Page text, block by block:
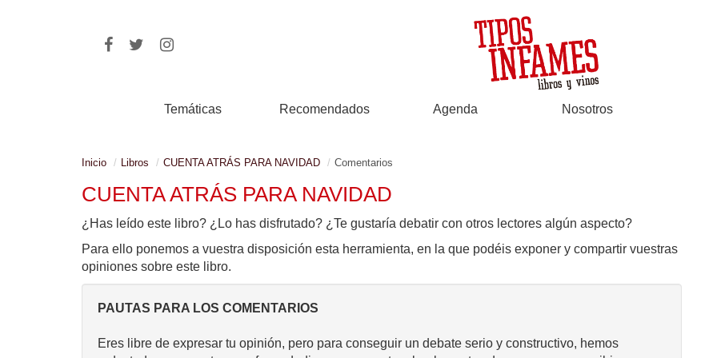
Temáticas Recomendados Agenda Nosotros
Inicio Libros CUENTA ATRÁS PARA NAVIDAD Comentarios
CUENTA ATRÁS PARA NAVIDAD
¿Has leído este libro? ¿Lo has disfrutado? ¿Te gustaría debatir con otros lectores algún aspecto?
Para ello ponemos a vuestra disposición esta herramienta, en la que podéis exponer y compartir vuestras
opiniones sobre este libro.
PAUTAS PARA LOS COMENTARIOS
Eres libre de expresar tu opinión, pero para conseguir un debate serio y constructivo, hemos